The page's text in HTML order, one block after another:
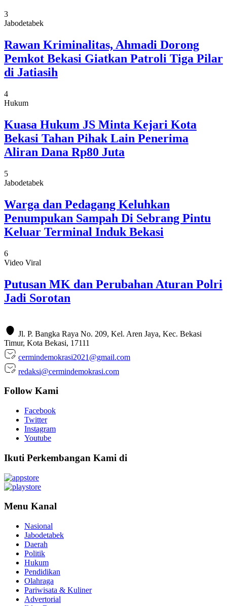
3
Jabodetabek
Rawan Kriminalitas, Ahmadi Dorong
Pemkot Bekasi Giatkan Patroli Tiga Pilar
di Jatiasih
4
Hukum
Kuasa Hukum JS Minta Kejari Kota
Bekasi Tahan Pihak Lain Penerima
Aliran Dana Rp80 Juta
5
Jabodetabek
Warga dan Pedagang Keluhkan
Penumpukan Sampah Di Sebrang Pintu
Keluar Terminal Induk Bekasi
6
Video Viral
Putusan MK dan Perubahan Aturan Polri
Jadi Sorotan
Jl. P. Bangka Raya No. 209, Kel. Aren Jaya, Kec. Bekasi
Timur, Kota Bekasi, 17111
cermindemokrasi2021@gmail.com
redaksi@cermindemokrasi.com
Follow Kami
Facebook
Twitter
Instagram
Youtube
Ikuti Perkembangan Kami di
Menu Kanal
Nasional
Jabodetabek
Daerah
Politik
Hukum
Pendidikan
Olahraga
Pariwisata & Kuliner
Advertorial